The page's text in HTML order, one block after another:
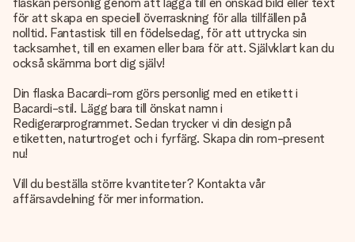
för att skapa en speciell överraskning för alla tillfällen på
nolltid. Fantastisk till en födelsedag, för att uttrycka sin
tacksamhet, till en examen eller bara för att. Självklart kan du
också skämma bort dig själv!
Din flaska Bacardi-rom görs personlig med en etikett i
Bacardi-stil. Lägg bara till önskat namn i
Redigerarprogrammet. Sedan trycker vi din design på
etiketten, naturtroget och i fyrfärg. Skapa din rom-present
nu!
Vill du beställa större kvantiteter? Kontakta vår
affärsavdelning för mer information.